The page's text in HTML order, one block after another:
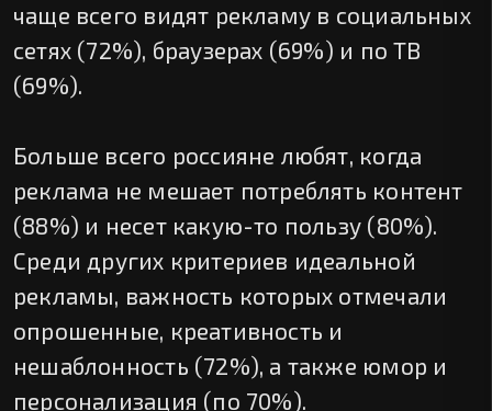
чаще всего видят рекламу в социальных
сетях (72%), браузерах (69%) и по ТВ
(69%).
Больше всего россияне любят, когда
реклама не мешает потреблять контент
(88%) и несет какую-то пользу (80%).
Среди других критериев идеальной
рекламы, важность которых отмечали
опрошенные, креативность и
нешаблонность (72%), а также юмор и
персонализация (по 70%).